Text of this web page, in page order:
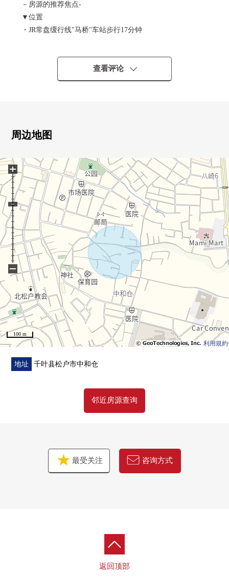
－房源的推荐焦点-
▼位置
・JR常盘缓行线"马桥"车站步行17分钟
▼建筑物的特徴
・建筑面积99.62平米的4LDK
・为高地的位置，风景良好
・步入式衣帽间有
・在西式房间的话便利的有阁楼
▼周边环境
・新鲜市场TOP！中和仓商店约800m步行10分钟
・7-Eleven松户千驮堀商店约830m步行11分钟
・松本清松户千驮堀商店约850m步行11分钟
・市场医院约410m步行6分钟
・松户市立8 ka崎小学约1050m步行14分钟
・松户市立第3中学约770m步行10分钟
・中和仓公园约440m步行6分钟
■ 在找想要的家方面给予帮助的━━━━━・・・
房源的详细、需讨论是如有意向，请跟我们联系。
查看评论
周边地图
利用規約
100 m
+
−
地址 千叶县松户市中和仓
邻近房源查询
最受关注 咨询方式
返回顶部